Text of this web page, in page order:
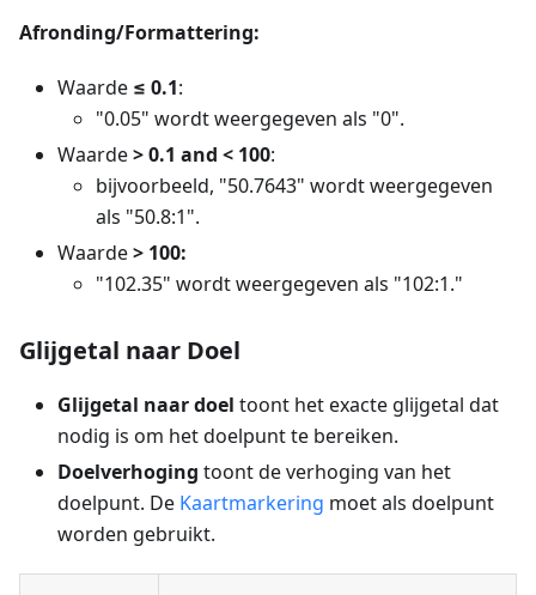
Afronding/Formattering:
Waarde ≤ 0.1:
"0.05" wordt weergegeven als "0".
Waarde> 0.1 and < 100:
bijvoorbeeld, "50.7643" wordt weergegeven
als "50.8:1".
Waarde> 100:
"102.35" wordt weergegeven als "102:1."
Glijgetal naar Doel
Glijgetal naar doel toont het exacte glijgetal dat
nodig is om het doelpunt te bereiken.
Doelverhoging toont de verhoging van het
doelpunt. De Kaartmarkering moet als doelpunt
worden gebruikt.